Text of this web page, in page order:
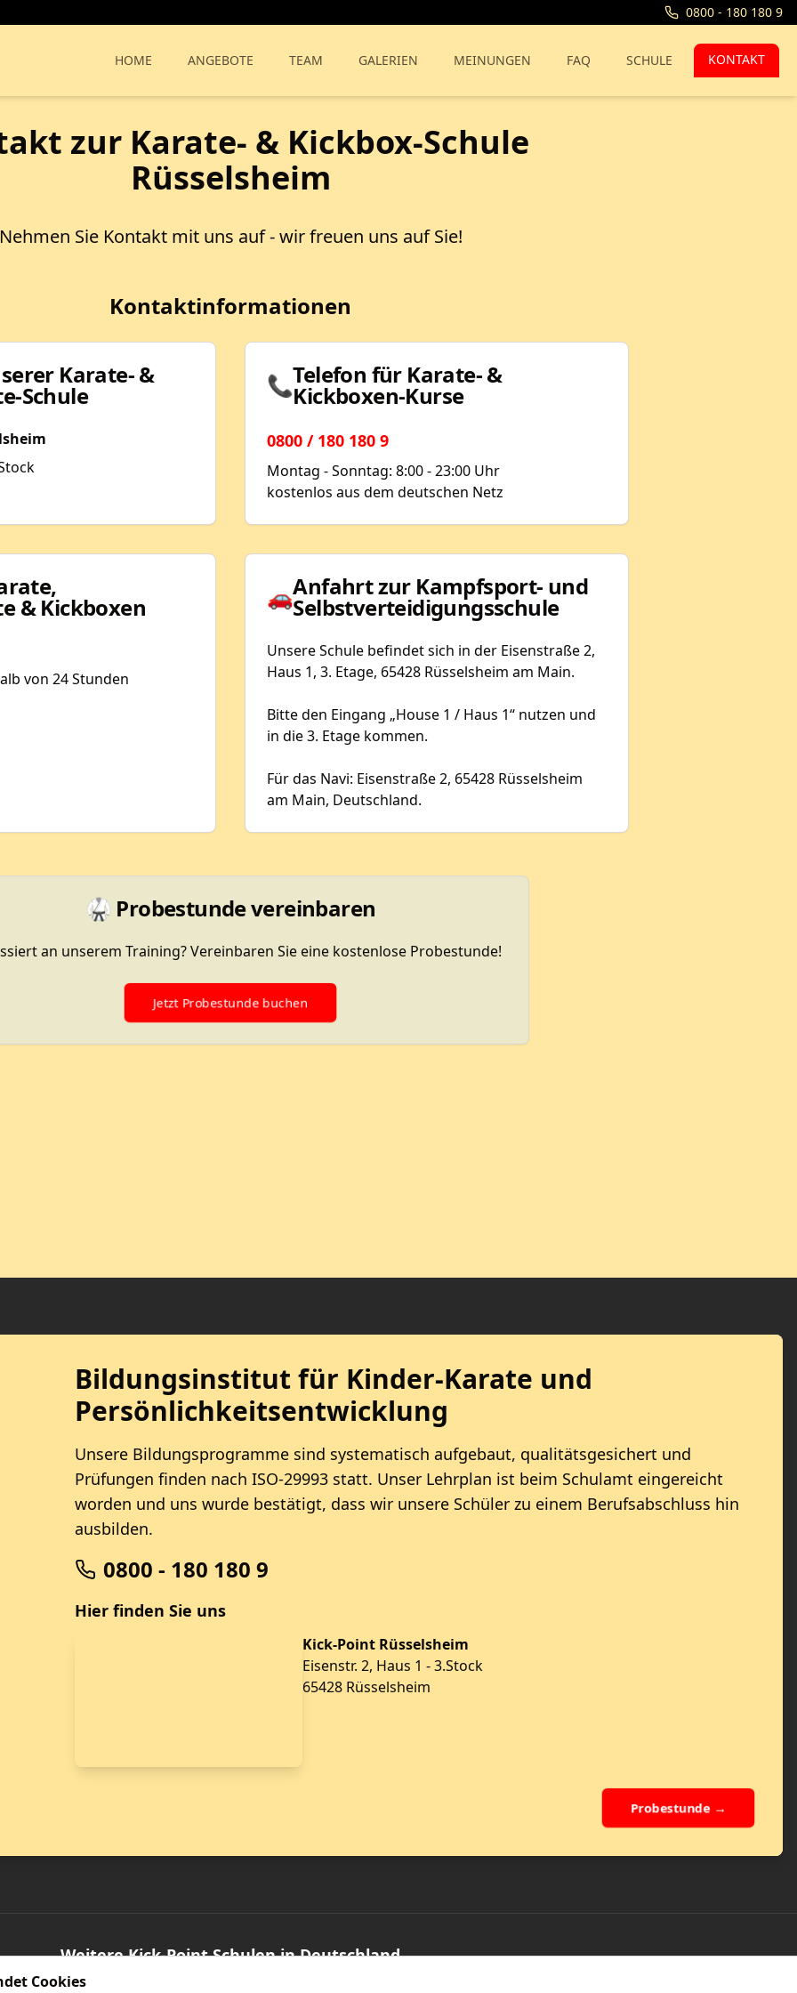
0800 - 180 180 9
HOME ANGEBOTE TEAM GALERIEN MEINUNGEN FAQ SCHULE KONTAKT
zur Karate- & Kickbox-Schule
Rüsselsheim
Nehmen Sie Kontakt mit uns auf - wir freuen uns auf Sie!
Kontaktinformationen
Karate- &
Schule 📞Telefon für Karate- &
Kickboxen-Kurse
0800 / 180 180 9
Montag - Sonntag: 8:00 - 23:00 Uhr
kostenlos aus dem deutschen Netz
& Kickboxen
von 24 Stunden
🚗Anfahrt zur Kampfsport- und
Selbstverteidigungsschule
Unsere Schule befindet sich in der Eisenstraße 2,
Haus 1, 3. Etage, 65428 Rüsselsheim am Main.
Bitte den Eingang „House 1 / Haus 1“ nutzen und
in die 3. Etage kommen.
Für das Navi: Eisenstraße 2, 65428 Rüsselsheim
am Main, Deutschland.
🥋 Probestunde vereinbaren
an unserem Training? Vereinbaren Sie eine kostenlose Probestunde!
Jetzt Probestunde buchen
Bildungsinstitut für Kinder-Karate und
Persönlichkeitsentwicklung
Unsere Bildungsprogramme sind systematisch aufgebaut, qualitätsgesichert und
Prüfungen finden nach ISO-29993 statt. Unser Lehrplan ist beim Schulamt eingereicht
worden und uns wurde bestätigt, dass wir unsere Schüler zu einem Berufsabschluss hin
ausbilden.
0800 - 180 180 9
Hier finden Sie uns
Kick-Point Rüsselsheim
Eisenstr. 2, Haus 1 - 3.Stock
65428 Rüsselsheim
Probestunde →
Weitere Kick-Point Schulen in Deutschland
Cookies